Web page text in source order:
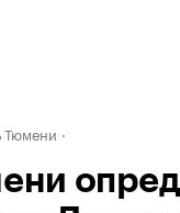
Тюмени